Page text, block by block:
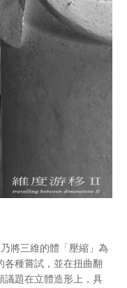
將三維的體「壓縮」為
各種嘗試，並在扭曲翻
議題在立體造形上，具